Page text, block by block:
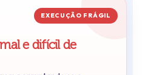
EXECUÇÃO FRÁGIL
e difícil de